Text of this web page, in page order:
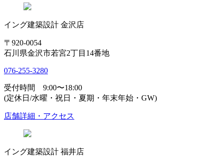
イング建築設計 金沢店
〒920-0054
石川県金沢市若宮2丁目14番地
076-255-3280
受付時間 9:00〜18:00
(定休日/水曜・祝日・夏期・年末年始・GW)
店舗詳細・アクセス
イング建築設計 福井店